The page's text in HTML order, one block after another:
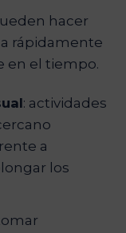
hacer
rápidamente
en el tiempo.
: actividades
a
los